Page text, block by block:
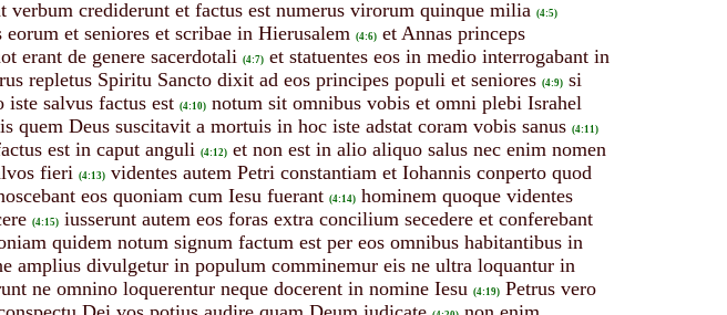
verbum crediderunt et factus est numerus virorum quinque milia (4:5)
et seniores et scribae in Hierusalem (4:6) et Annas princeps
erant de genere sacerdotali (4:7) et statuentes eos in medio interrogabant in
repletus Spiritu Sancto dixit ad eos principes populi et seniores (4:9) si
salvus factus est (4:10) notum sit omnibus vobis et omni plebi Israhel
Deus suscitavit a mortuis in hoc iste adstat coram vobis sanus (4:11)
est in caput anguli (4:12) et non est in alio aliquo salus nec enim nomen
fieri (4:13) videntes autem Petri constantiam et Iohannis conperto quod
eos quoniam cum Iesu fuerant (4:14) hominem quoque videntes
(4:15) iusserunt autem eos foras extra concilium secedere et conferebant
quidem notum signum factum est per eos omnibus habitantibus in
amplius divulgetur in populum comminemur eis ne ultra loquantur in
ne omnino loquerentur neque docerent in nomine Iesu (4:19) Petrus vero